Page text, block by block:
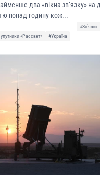
два «вікна зв’язку» на
понад годину кож...
#Звʼязок
«Рассвет»
#Україна